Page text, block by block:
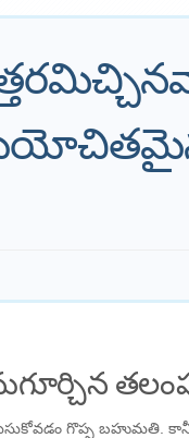
గొప్ప బహుమతి. కానీ